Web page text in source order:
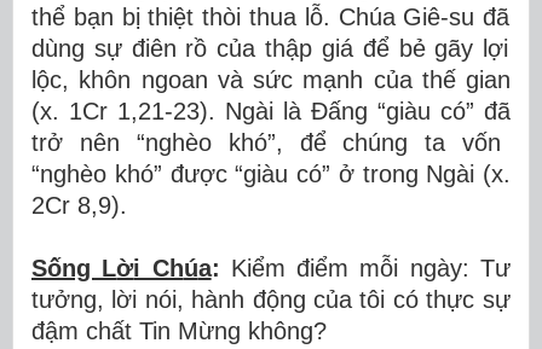
thể bạn bị thiệt thòi thua l ỗ. Chúa Giê-suđã
dùng sự điên rồ của thập giá đểbẻgãy lợi
ộc, khôn ngoan và sức mạnh của thếgian
(x. 1Cr 1,21-23). Ngài là Đấng “giàu có” đã
trở nên “nghèo khó”, đểchúng ta vốn
“nghèo khó” được “giàu có” ở trong Ngài (x.
2Cr 8,9).
Sống Lời Chúa: Kiểmđiểm mỗi ngày: Tư
tưởng, lời nói, hành động của tôi cóthực sự
đậm chất Tin Mừng không?